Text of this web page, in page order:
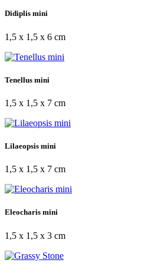
Didiplis mini
1,5 x 1,5 x 6 cm
Tenellus mini
1,5 x 1,5 x 7 cm
Lilaeopsis mini
1,5 x 1,5 x 7 cm
Eleocharis mini
1,5 x 1,5 x 3 cm